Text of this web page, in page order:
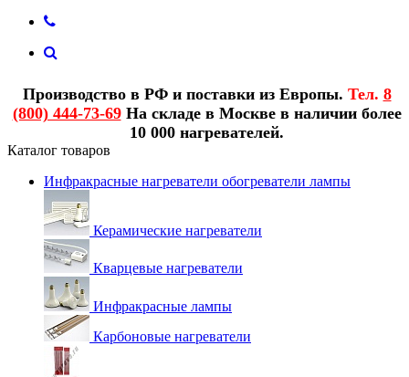
Производство в РФ и поставки из Европы. Тел. 8
(800) 444-73-69На складе в Москве в наличии более
10 000 нагревателей.
Каталог товаров
Инфракрасные нагреватели обогреватели лампы
Керамические нагреватели
Кварцевые нагреватели
Инфракрасные лампы
Карбоновые нагреватели